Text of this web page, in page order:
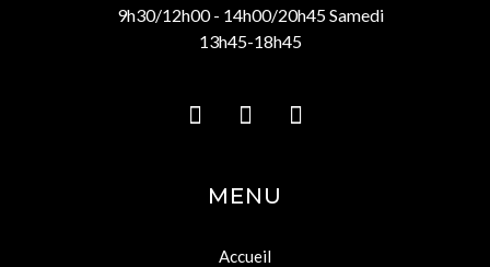
9h30/12h00 - 14h00/20h45 Samedi
13h45-18h45
MENU
Accueil